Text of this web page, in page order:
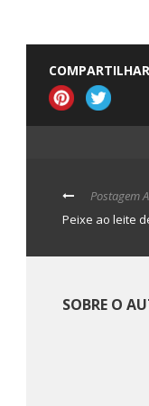
Postagem
Peixe ao leite
SOBRE O